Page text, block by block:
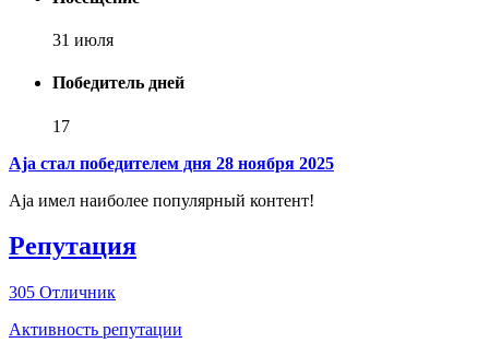
31 июля
Победитель дней
17
Aja стал победителем дня 28 ноября 2025
Aja имел наиболее популярный контент!
Репутация
305 Отличник
Активность репутации